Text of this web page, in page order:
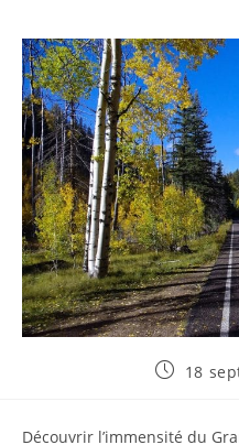
18
Découvrir l’immensité du